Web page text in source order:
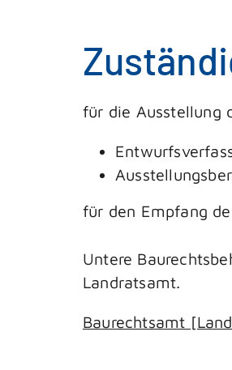
für die Ausstellung
für den Empfang
Untere
Landratsamt.
Baurechtsamt